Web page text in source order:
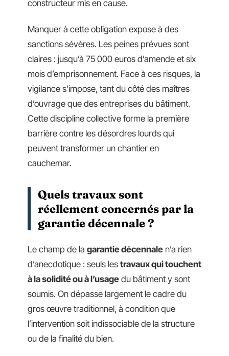
constructeur mis en cause.
Manquer à cette obligation expose à des
sanctions sévères. Les peines prévues sont
claires : jusqu’à 75 000 euros d’amende et six
mois d’emprisonnement. Face à ces risques, la
vigilance s’impose, tant du côté des maîtres
d’ouvrage que des entreprises du bâtiment.
Cette discipline collective forme la première
barrière contre les désordres lourds qui
peuvent transformer un chantier en
cauchemar.
Quels travaux sont
réellement concernés par la
garantie décennale ?
Le champ de la garantie décennale n’a rien
d’anecdotique : seuls les travaux qui touchent
à la solidité ou à l’usage du bâtiment y sont
soumis. On dépasse largement le cadre du
gros œuvre traditionnel, à condition que
l’intervention soit indissociable de la structure
ou de la finalité du bien.